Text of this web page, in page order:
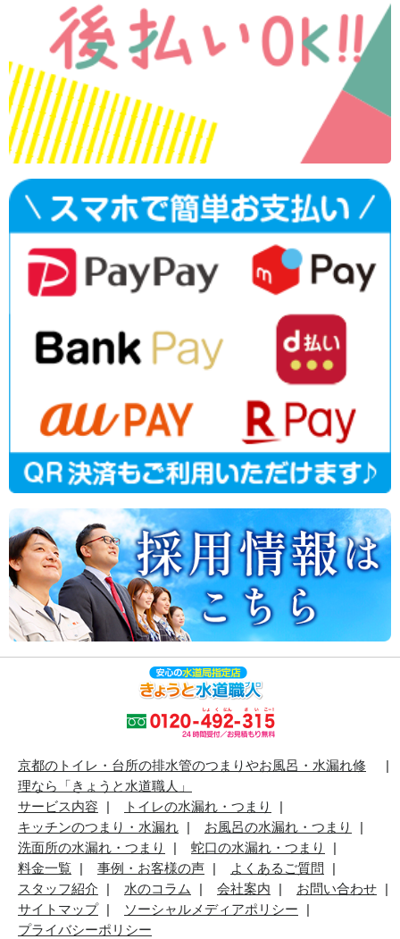
京都のトイレ・台所の排水管のつまりやお風呂・水漏れ修
理なら「きょうと水道職人」
サービス内容
トイレの水漏れ・つまり
キッチンのつまり・水漏れ
お風呂の水漏れ・つまり
洗面所の水漏れ・つまり
蛇口の水漏れ・つまり
料金一覧
事例・お客様の声
よくあるご質問
スタッフ紹介
水のコラム 会社案内
お問い合わせ
サイトマップ
ソーシャルメディアポリシー
プライバシーポリシー